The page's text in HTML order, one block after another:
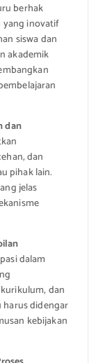
berhak
yang inovatif
siswa dan
akademik
dan
dan
pihak lain.
jelas
dalam
dan
harus didengar
kebijakan